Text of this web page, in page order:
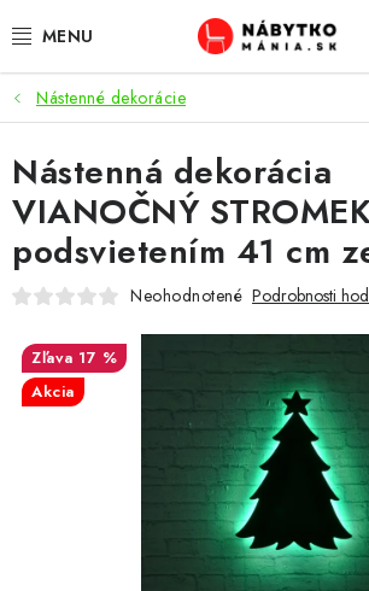
na
VÝPREDAJ
NOVINKY
OBÝVACIA IZBA
KUCHYŇA
SPÁĽŇA
PRACOVŇA / KANCELÁRIA
Nástenné dekorácie
Nástenná dekorácia
VIANOČNÝ
podsvietením 41 cm
Neohodnotené Podrobnosti
17 %
Akcia